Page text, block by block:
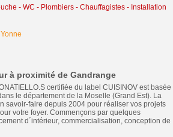
- WC - Plombiers - Chauffagistes - Installation
à proximité de Gandrange
certifiée du label CUISINOV est basée
le département de la Moselle (Grand Est). La
savoir-faire depuis 2004 pour réaliser vos projets
votre foyer. Commençons par quelques
d´intérieur, commercialisation, conception de